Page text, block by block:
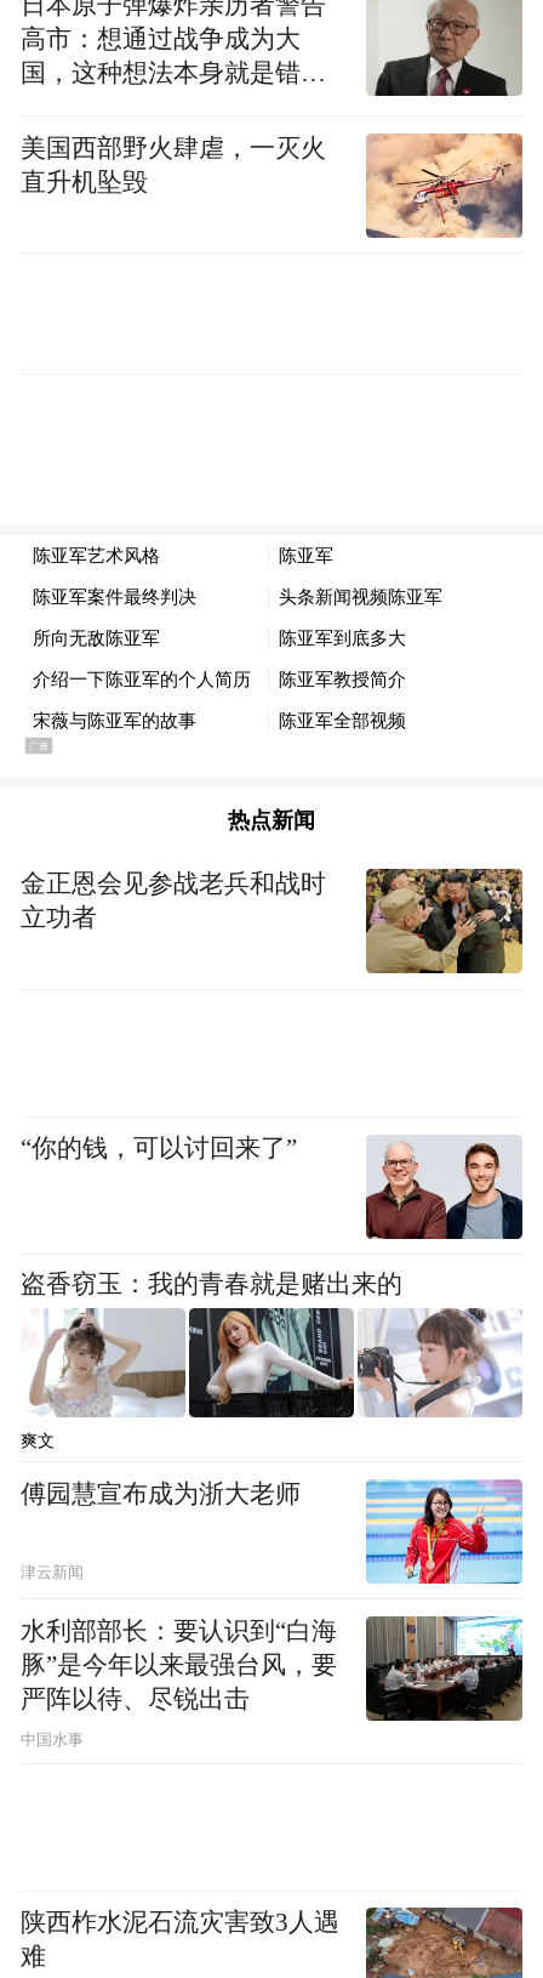
哦，让我来看看。
骁龙 7 Gen 3，4600mAh，12+256GB，卖
4200 人民币！（ 同价位手机，配置基本比
HTC 高一档 ）
咱就是说，你这样卖手机，
时代的眼泪，让大家缅怀一下差不多。
HTC 这个公司有一个很神奇的点，作为第一
台安卓手机的缔造者，曾经的 VR 绝对的领
军人，两次吃上了螃蟹，获得了巨大的先发
被对手赶超了呗，可是还真不是。
HTC 在 2012 年的研发投入有 30 亿，在台湾
的营收也就只有 273 亿的样子，研发费用已
经占了自己营收的 11%，而小米在 2015 的
研发投入也只有 15 亿，却已经全面赶超了
HTC。
所以，HTC 的失败，反而不是不重视研发，
而是其他的原因，而这些原因，让我感觉还
挺有意思的。
大家好，今天让我们来聊聊 HTC 为什么会失
当年有多成功
1997 年，台湾 “ 经营之神 ” 王永庆的女儿王
雪红，创立了宏达电子股份有限公司， High
日本原子弹爆炸亲历者警告
高市：想通过战争成为大
国，这种想法本身就是错误
美国西部野火肆虐，一灭火
直升机坠毁
热点新闻
金正恩会见参战老兵和战时
立功者
“你的钱，可以讨回来了”
盗香窃玉：我的青春就是赌出来的
爽文
傅园慧宣布成为浙大老师
津云新闻
水利部部长：要认识到“白海
豚”是今年以来最强台风，要
严阵以待、尽锐出击
中国水事
陕西柞水泥石流灾害致3人遇
难